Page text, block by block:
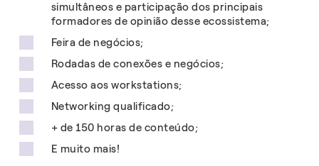
simultâneos e participação dos principais
formadores de opinião desse ecossistema;
Feira de negócios;
Rodadas de conexões e negócios;
Acesso aos workstations;
Networking qualificado;
+ de 150 horas de conteúdo;
E muito mais!